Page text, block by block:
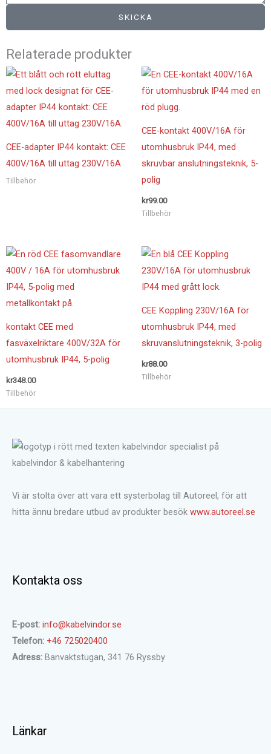
SKICKA
Relaterade produkter
CEE-adapter IP44 kontakt: CEE
400V/16A till uttag 230V/16A
Tillbehör
CEE-kontakt 400V/16A för
utomhusbruk IP44, med
skruvbar anslutningsteknik, 5-
polig
kr99.00
Tillbehör
kontakt CEE med
fasväxelriktare 400V/32A för
utomhusbruk IP44, 5-polig
kr348.00
Tillbehör
CEE Koppling 230V/16A för
utomhusbruk IP44, med
skruvanslutningsteknik, 3-polig
kr88.00
Tillbehör
Vi är stolta över att vara ett systerbolag till Autoreel, för att
hitta ännu bredare utbud av produkter besök www.autoreel.se
Kontakta oss
E-post: info@kabelvindor.se
Telefon: +46 725020400
Adress: Banvaktstugan, 341 76 Ryssby
Länkar